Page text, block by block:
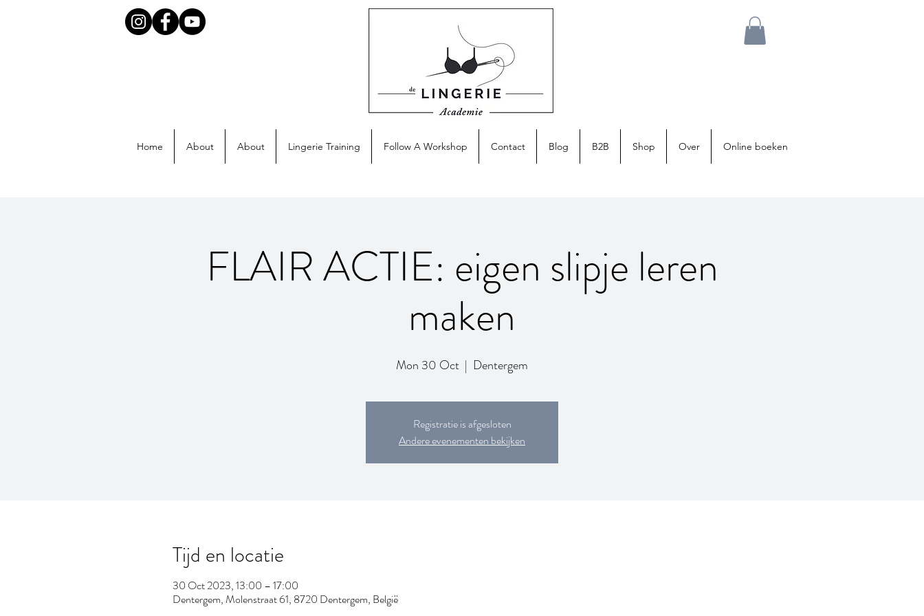
Home About About Lingerie Training Follow A Workshop Contact Blog B2B Shop Over Online boeken
FLAIR ACTIE: eigen slipje leren
maken
Mon 30 Oct
  |
Dentergem
Registratie is afgesloten
Andere evenementen bekijken
Tijd en locatie
30 Oct 2023, 13:00 – 17:00
Dentergem, Molenstraat 61, 8720 Dentergem, België